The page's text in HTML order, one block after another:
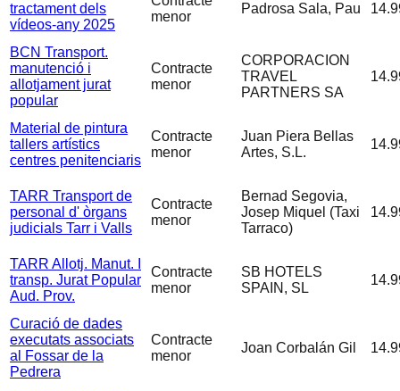
tractament dels
vídeos-any 2025
menor
Padrosa Sala, Pau
BCN Transport.
manutenció i
allotjament jurat
popular
Contracte
menor
CORPORACION
TRAVEL
PARTNERS SA
Material de pintura
tallers artístics
centres penitenciaris
Contracte
menor
Juan Piera Bellas
Artes, S.L.
TARR Transport de
personal d' òrgans
judicials Tarr i Valls
Contracte
menor
Bernad Segovia,
Josep Miquel (Taxi
Tarraco)
TARR Allotj. Manut. I
transp. Jurat Popular
Aud. Prov.
Contracte
menor
SB HOTELS
SPAIN, SL
Curació de dades
executats associats
al Fossar de la
Pedrera
Contracte
menor
Joan Corbalán Gil